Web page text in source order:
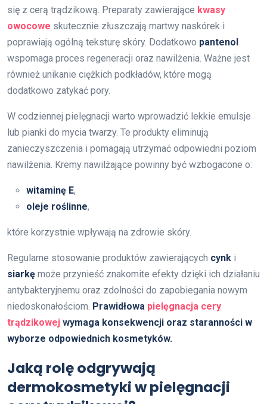
się z cerą trądzikową. Preparaty zawierające kwasy
owocowe skutecznie złuszczają martwy naskórek i
poprawiają ogólną teksturę skóry. Dodatkowo pantenol
wspomaga proces regeneracji oraz nawilżenia. Ważne jest
również unikanie ciężkich podkładów, które mogą
dodatkowo zatykać pory.
W codziennej pielęgnacji warto wprowadzić lekkie emulsje
lub pianki do mycia twarzy. Te produkty eliminują
zanieczyszczenia i pomagają utrzymać odpowiedni poziom
nawilżenia. Kremy nawilżające powinny być wzbogacone o:
witaminę E,
oleje roślinne,
które korzystnie wpływają na zdrowie skóry.
Regularne stosowanie produktów zawierających cynk i
siarkę może przynieść znakomite efekty dzięki ich działaniu
antybakteryjnemu oraz zdolności do zapobiegania nowym
niedoskonałościom. Prawidłowa pielęgnacja cery
trądzikowej wymaga konsekwencji oraz staranności w
wyborze odpowiednich kosmetyków.
Jaką rolę odgrywają
dermokosmetyki w pielęgnacji